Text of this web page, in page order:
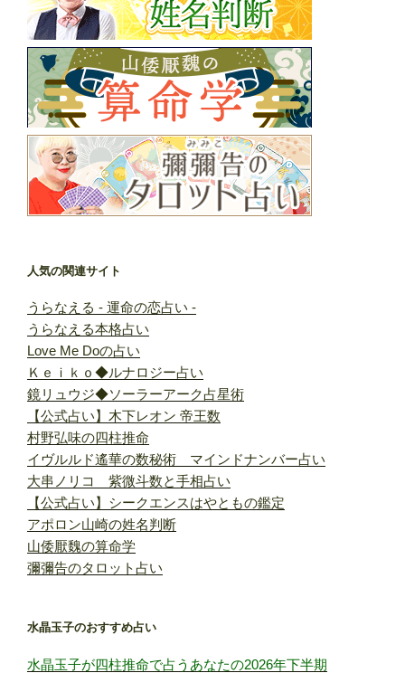
人気の関連サイト
うらなえる - 運命の恋占い -
うらなえる本格占い
Love Me Doの占い
Ｋｅｉｋｏ◆ルナロジー占い
鏡リュウジ◆ソーラーアーク占星術
【公式占い】木下レオン 帝王数
村野弘味の四柱推命
イヴルルド遙華の数秘術 マインドナンバー占い
大串ノリコ 紫微斗数と手相占い
【公式占い】シークエンスはやともの鑑定
アポロン山崎の姓名判断
山倭厭魏の算命学
彌彌告のタロット占い
水晶玉子のおすすめ占い
水晶玉子が四柱推命で占うあなたの2026年下半期